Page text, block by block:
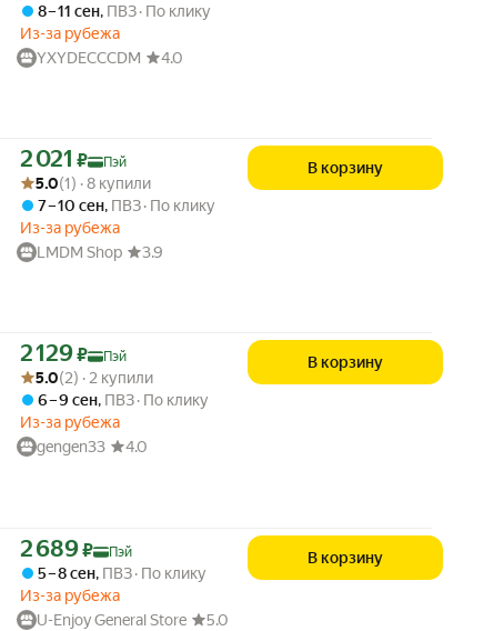
8 – 11 сен, ПВЗ По клику
Из-за рубежа
YXYDECCCDM
4.0
Цена с картой Яндекс Пэй 2021 ₽ вместо
2 021 ₽
Пэй
Рейтинг товара: 5.0 из 5
Оценок: (1) · 8 купили
5.0(1) · 8 купили
7 – 10 сен, ПВЗ По клику
Из-за рубежа
LMDM Shop
3.9
В корзину
Цена с картой Яндекс Пэй 2129 ₽ вместо
2 129₽
Пэй
Рейтинг товара: 5.0 из 5
Оценок: (2) · 2 купили
5.0(2) · 2 купили
6 – 9 сен, ПВЗ По клику
Из-за рубежа
gengen33
4.0
В корзину
Цена с картой Яндекс Пэй 2689 ₽ вместо
2 689₽ Пэй
5 – 8 сен, ПВЗ По клику
Из-за рубежа
U-Enjoy General Store
5.0
В корзину